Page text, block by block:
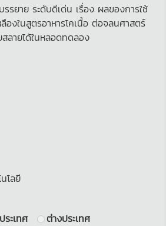
รยาย ระดับดีเด่น เรื่อง ผลของการใช้
งในสูตรอาหารโคเนื้อ ต่อจลนศาสตร์
ลายได้ในหลอดทดลอง
โลยี
ระเทศ
ต่างประเทศ